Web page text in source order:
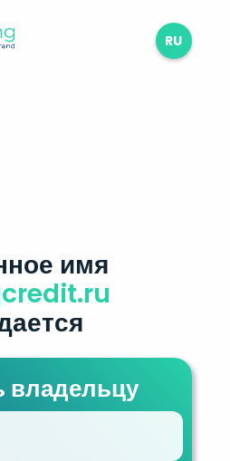
RU
имя
владельцу